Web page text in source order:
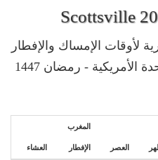
لأوقات الإمساك والإفطار
في Scottsville، الولايات المتحدة الأمريكية - رمضان 1447
العصر
المغرب
الإفطار العشاء